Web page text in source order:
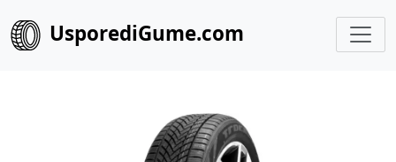
UsporediGume.com